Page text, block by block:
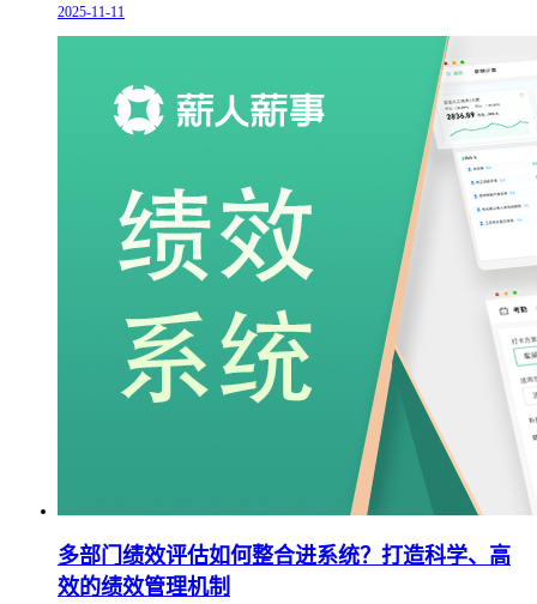
2025-11-11
多部门绩效评估如何整合进系统？打造科学、高
效的绩效管理机制